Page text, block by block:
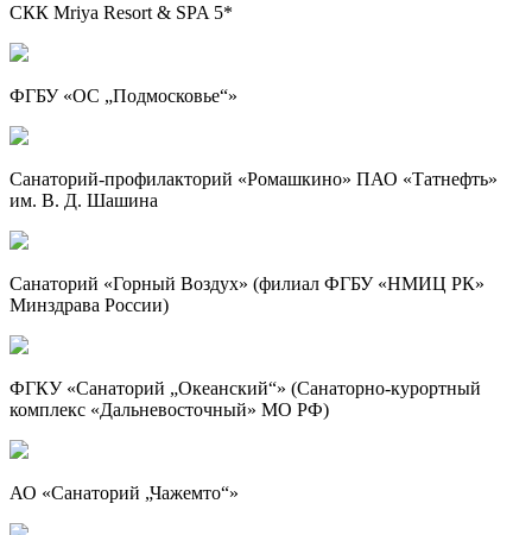
СКК Mriya Resort & SPA 5*
ФГБУ «ОС „Подмосковье“»
Санаторий-профилакторий «Ромашкино» ПАО «Татнефть»
им. В. Д. Шашина
Санаторий «Горный Воздух» (филиал ФГБУ «НМИЦ РК»
Минздрава России)
ФГКУ «Санаторий „Океанский“» (Санаторно-курортный
комплекс «Дальневосточный» МО РФ)
АО «Санаторий „Чажемто“»